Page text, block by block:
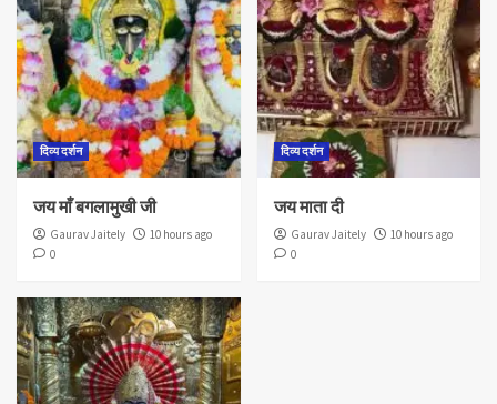
दिव्य दर्शन
जय माँ बगलामुखी जी
Gaurav Jaitely
10 hours ago
0
दिव्य दर्शन
जय माता दी
Gaurav Jaitely
10 hours ago
0